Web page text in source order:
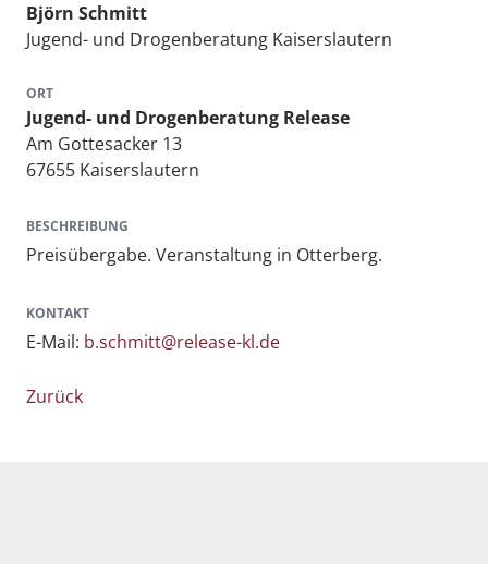
Björn Schmitt
Jugend- und Drogenberatung Kaiserslautern
ORT
Jugend- und Drogenberatung Release
Am Gottesacker 13
67655 Kaiserslautern
BESCHREIBUNG
Preisübergabe. Veranstaltung in Otterberg.
KONTAKT
E-Mail: b.schmitt@release-kl.de
Zurück